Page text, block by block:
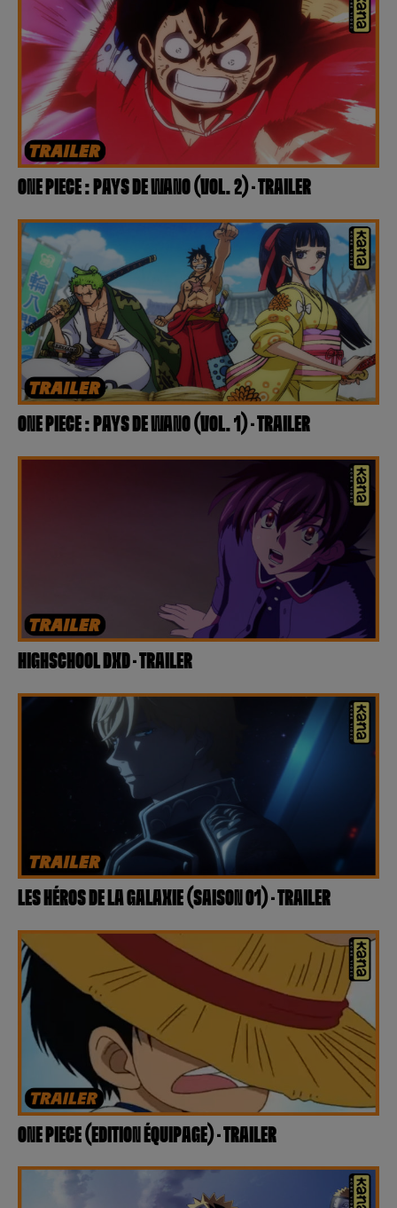
ONE PIECE : PAYS DE WANO (VOL. 2) – TRAILER
ONE PIECE : PAYS DE WANO (VOL. 1) – TRAILER
HIGHSCHOOL DXD – TRAILER
LES HÉROS DE LA GALAXIE (SAISON 01) – TRAILER
ONE PIECE (EDITION ÉQUIPAGE) – TRAILER